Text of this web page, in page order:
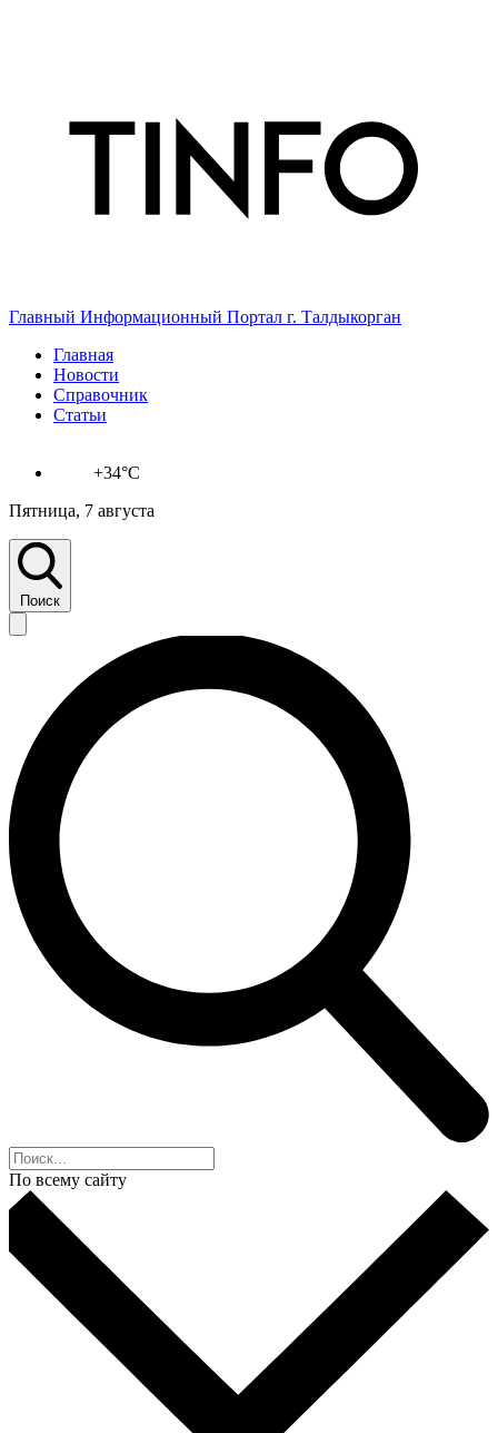
Главный Информационный Портал г. Талдыкорган
Главная
Новости
Справочник
Статьи
+34°C
Пятница, 7 августа
Поиск
По всему сайту